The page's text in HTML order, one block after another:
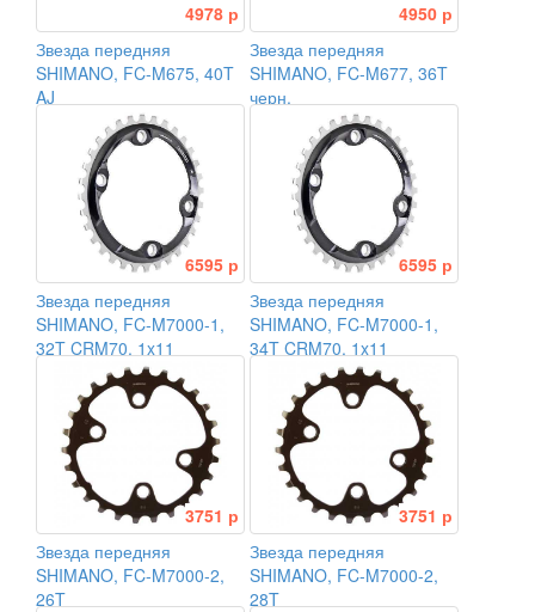
4978 р
Звезда передняя
SHIMANO, FC-M675, 40T
AJ
4950 р
Звезда передняя
SHIMANO, FC-M677, 36T
черн.
6595 р
Звезда передняя
SHIMANO, FC-M7000-1,
32T CRM70, 1x11
6595 р
Звезда передняя
SHIMANO, FC-M7000-1,
34T CRM70, 1x11
3751 р
Звезда передняя
SHIMANO, FC-M7000-2,
26T
3751 р
Звезда передняя
SHIMANO, FC-M7000-2,
28T